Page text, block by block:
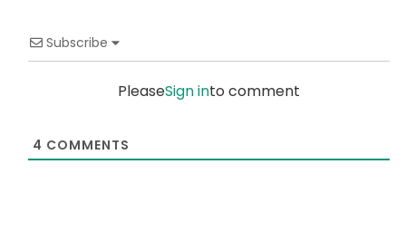
Subscribe
PleaseSign into comment
4 COMMENTS